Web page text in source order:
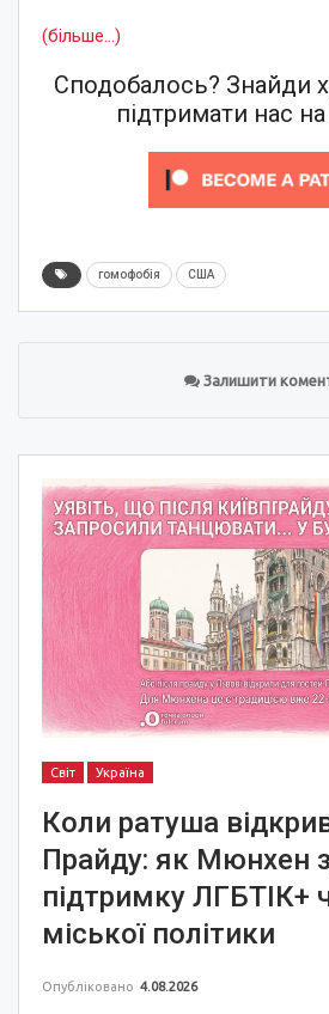
(більше…)
Сподобалось? Знайди
підтримати нас
гомофобія США
Залишити
Світ Україна
Коли ратуша
Прайду: як Мюнхен
підтримку ЛГБТІК+
міської політики
Опубліковано 4.08.2026